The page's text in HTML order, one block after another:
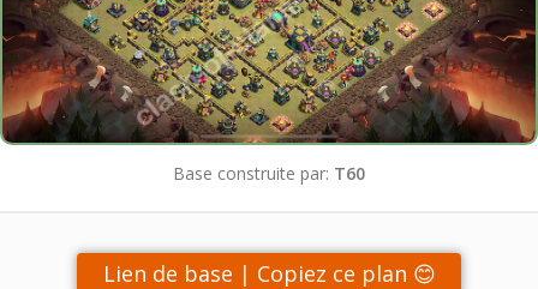
Base construite par: T60
Lien de base | Copiez ce plan 😊